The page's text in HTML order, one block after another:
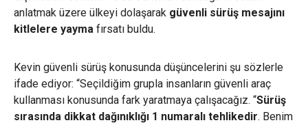
anlatmak üzere ülkeyi dolaşarak güvenli sürüş mesajını
kitlelere yayma fırsatı buldu.
Kevin güvenli sürüş konusunda düşüncelerini şu sözlerle
ifade ediyor: “Seçildiğim grupla insanların güvenli araç
kullanması konusunda fark yaratmaya çalışacağız. “Sürüş
sırasında dikkat dağınıklığı 1 numaralı tehlikedir. Benim